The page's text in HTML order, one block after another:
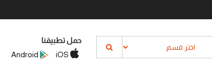
حمل تطبيقنا